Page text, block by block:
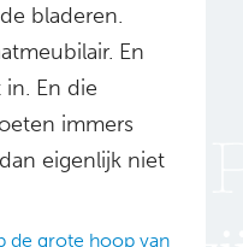
bladeren.
En
En die
immers
eigenlijk niet
de grote hoop van